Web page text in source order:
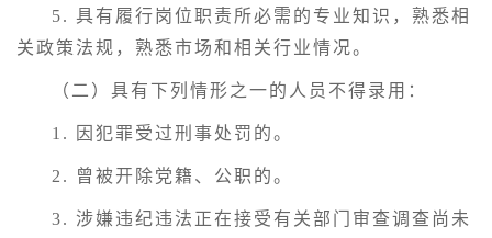
5. 具有履行岗位职责所必需的专业知识，熟悉相
关政策法规，熟悉市场和相关行业情况。
（二）具有下列情形之一的人员不得录用：
1. 因犯罪受过刑事处罚的。
2. 曾被开除党籍、公职的。
3. 涉嫌违纪违法正在接受有关部门审查调查尚未